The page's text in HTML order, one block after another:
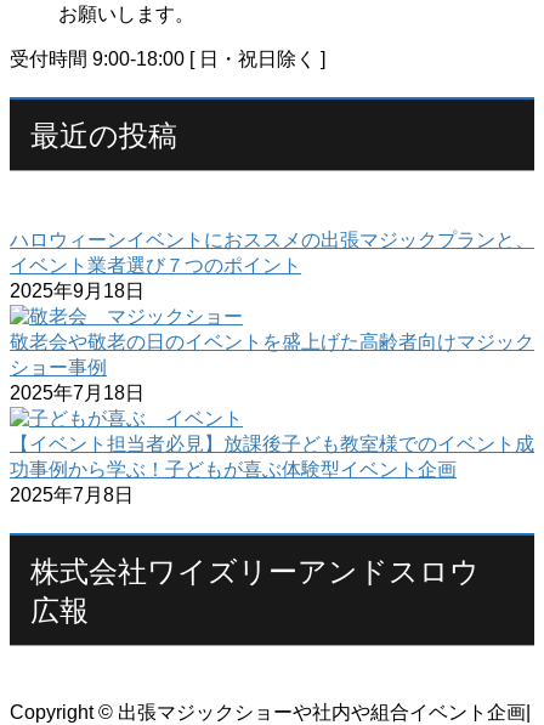
お願いします。
受付時間 9:00-18:00 [ 日・祝日除く ]
最近の投稿
ハロウィーンイベントにおススメの出張マジックプランと、
イベント業者選び７つのポイント
2025年9月18日
敬老会や敬老の日のイベントを盛上げた高齢者向けマジック
ショー事例
2025年7月18日
【イベント担当者必見】放課後子ども教室様でのイベント成
功事例から学ぶ！子どもが喜ぶ体験型イベント企画
2025年7月8日
株式会社ワイズリーアンドスロウ
広報
Copyright © 出張マジックショーや社内や組合イベント企画|